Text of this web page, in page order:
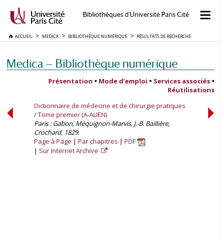
Bibliothèques d'Université Paris Cité
ACCUEIL MEDICA BIBLIOTHÈQUE NUMÉRIQUE RÉSULTATS DE RECHERCHE
Medica — Bibliothèque numérique
Présentation • Mode d’emploi • Services associés •
Réutilisations
Dictionnaire de médecine et de chirurgie pratiques
/ Tome premier (A-ALIEN)
Paris : Gabon, Méquignon-Marvis, J.-B. Baillière,
Crochard, 1829.
Page à Page
Par chapitres
PDF
Sur Internet Archive